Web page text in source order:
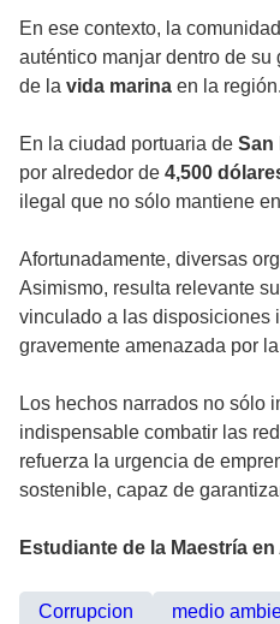
En ese contexto, la
auténtico manjar dentro de
de la vida marina en la región.
En la ciudad portuaria de San
por alrededor de 4,500
ilegal que no sólo mantiene
Afortunadamente, diversas
Asimismo, resulta relevante
vinculado a las disposiciones
gravemente amenazada por
Los hechos narrados no sólo
indispensable combatir las
refuerza la urgencia de
sostenible, capaz de
Estudiante de la Maestría
Corrupcion medio